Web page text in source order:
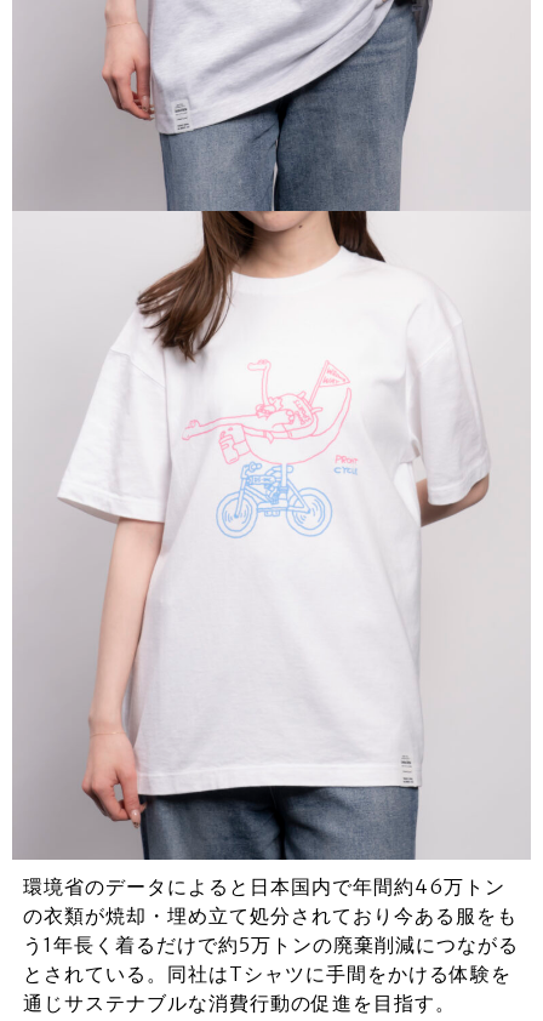
環境省のデータによると日本国内で年間約46万トン
の衣類が焼却・埋め立て処分されており今ある服をも
う1年長く着るだけで約5万トンの廃棄削減につながる
とされている。同社はTシャツに手間をかける体験を
通じサステナブルな消費行動の促進を目指す。